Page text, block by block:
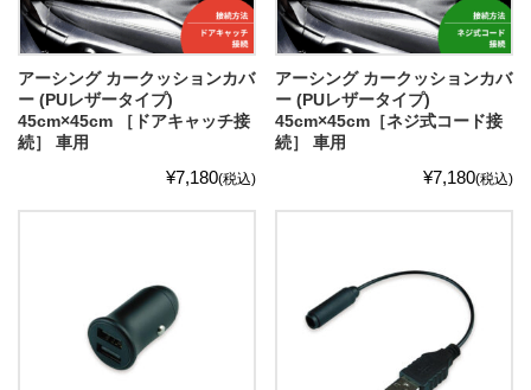
アーシング カークッションカバ
ー (PUレザータイプ)
45cm×45cm ［ドアキャッチ接
続］ 車用
¥7,180(税込)
アーシング カークッションカバ
ー (PUレザータイプ)
45cm×45cm［ネジ式コード接
続］ 車用
¥7,180(税込)